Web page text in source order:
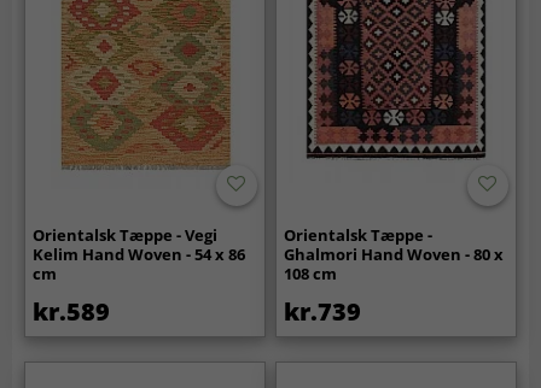
Orientalsk Tæppe - Vegi
Kelim Hand Woven - 54 x 86
cm
kr.589
Orientalsk Tæppe -
Ghalmori Hand Woven - 80 x
108 cm
kr.739